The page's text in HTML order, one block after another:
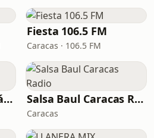
Fiesta 106.5 FM
Caracas · 106.5 FM
Caracas. Salsa Romántica Salsa Baul Caracas Radio
Caracas